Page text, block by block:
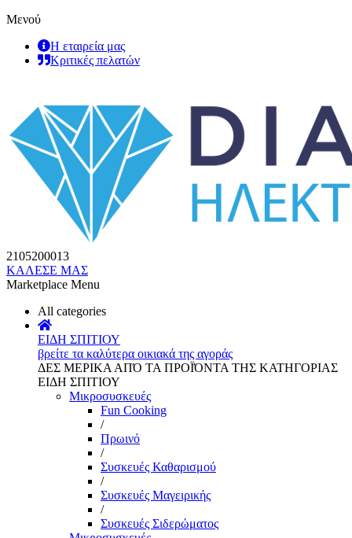
Μενού
Η εταιρεία μας
Κριτικές πελατών
2105200013
ΚΑΛΕΣΕ ΜΑΣ
Marketplace Menu
All categories
ΕΙΔΗ ΣΠΙΤΙΟΥ
βρείτε τα καλύτερα οικιακά της αγοράς
ΔΕΣ ΜΕΡΙΚΑ ΑΠΌ ΤΑ ΠΡΟΪΌΝΤΑ ΤΗΣ ΚΑΤΗΓΟΡΙΑΣ
ΕΙΔΗ ΣΠΙΤΙΟΥ
Μικροσυσκευές
Fun Cooking
/
Πρωινό
/
Συσκευές Καθαρισμού
/
Συσκευές Μαγειρικής
/
Συσκευές Σιδερώματος